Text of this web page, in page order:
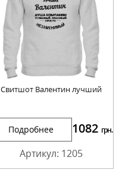
Свитшот Валентин лучший
Подробнее 1082 грн.
Артикул: 1205